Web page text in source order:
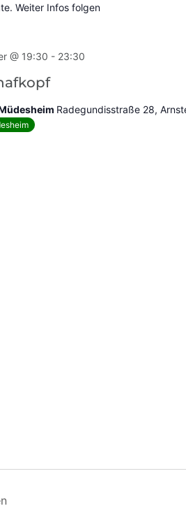
Weiter Infos folgen
@ 19:30 - 23:30
Radegundisstraße 28,